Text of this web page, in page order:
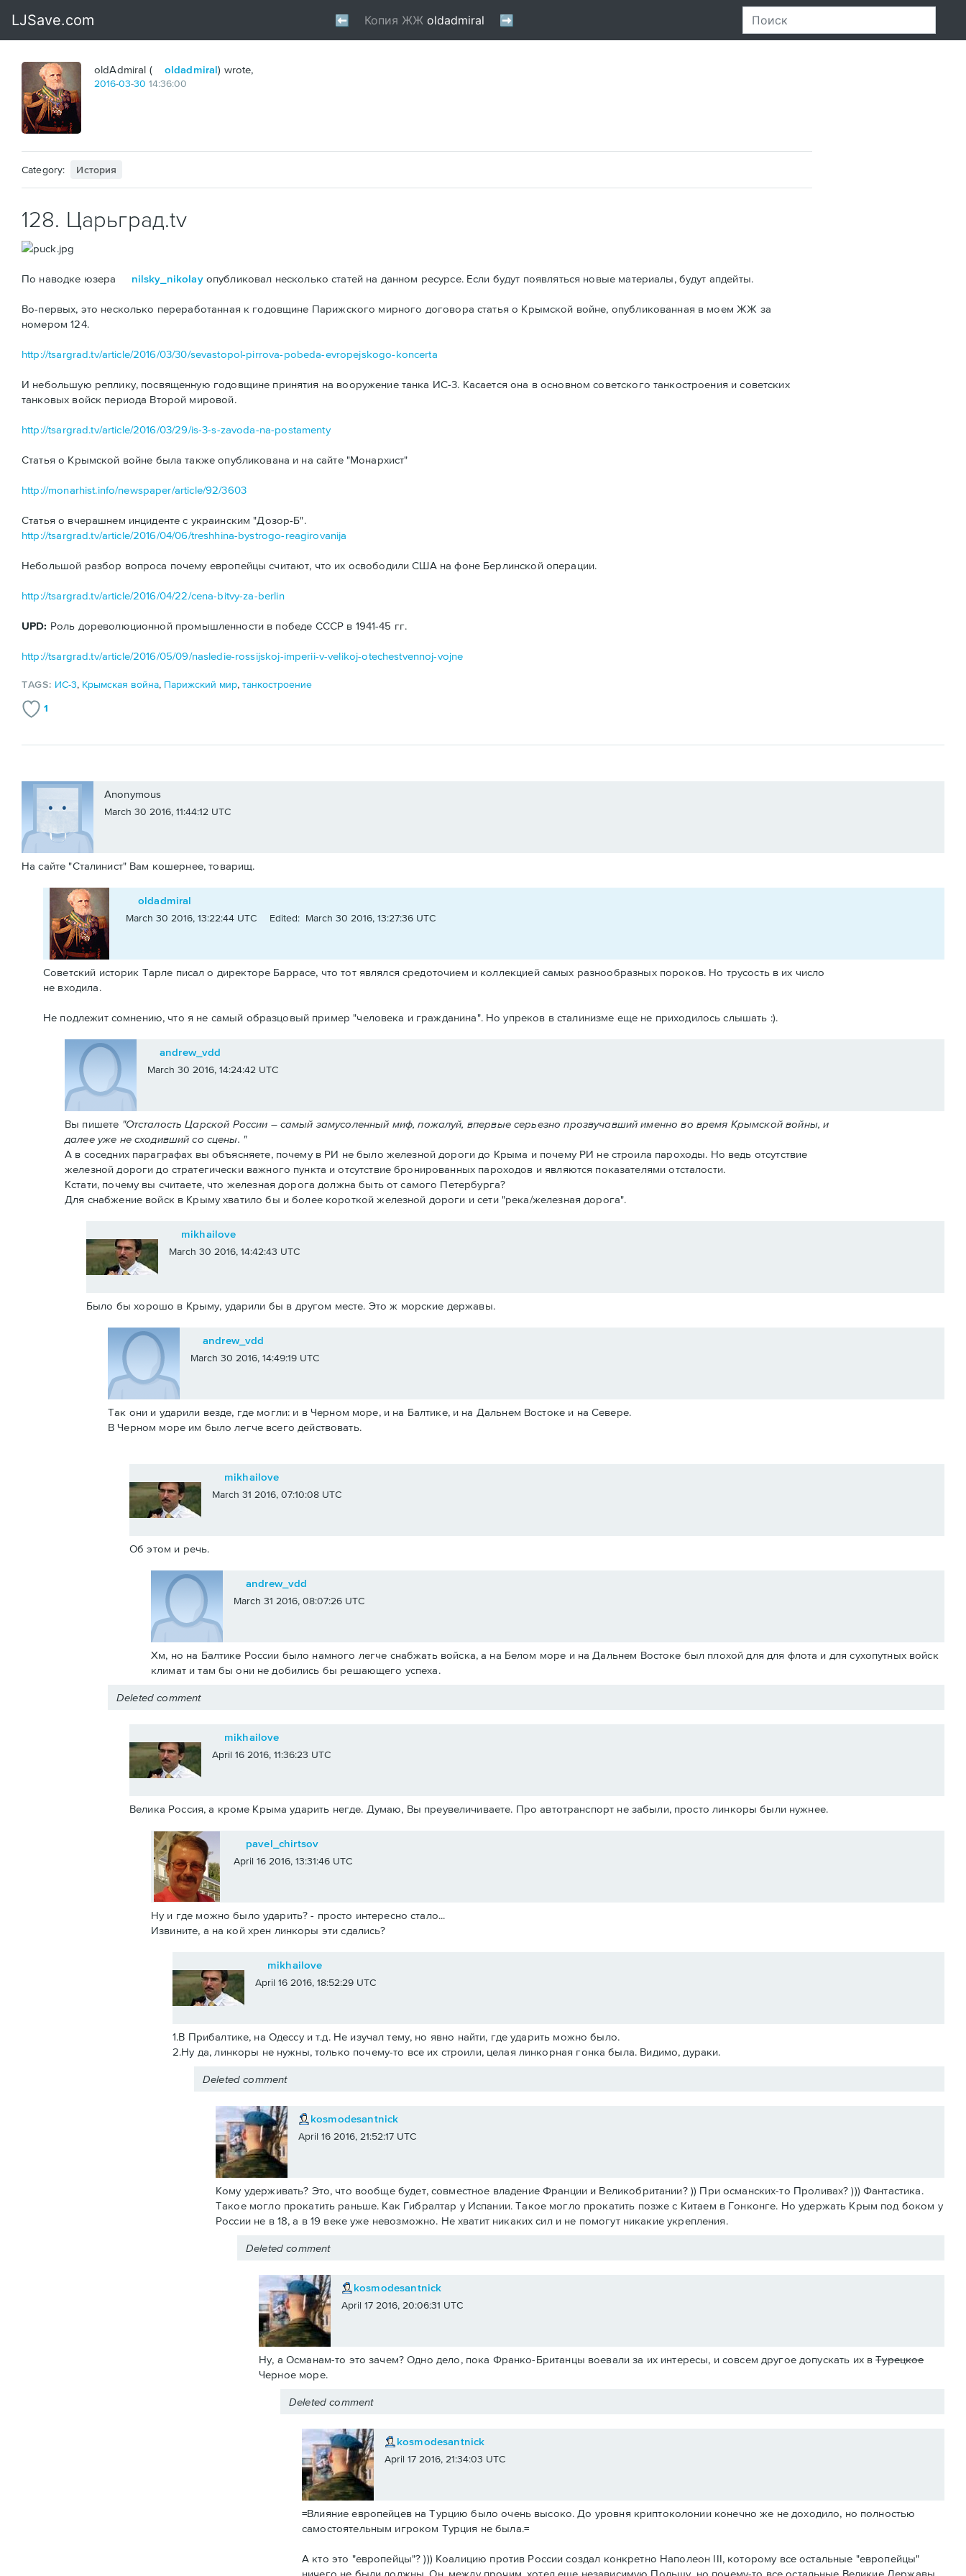
oldAdmiral ( oldadmiral) wrote,
2016-03-30 14:36:00
Category: История
128. Царьград.tv
По наводке юзера nilsky_nikolayопубликовал несколько статей на данном ресурсе. Если будут появляться новые материалы, будут апдейты.
Во-первых, это несколько переработанная к годовщине Парижского мирного договора статья о Крымской войне, опубликованная в моем ЖЖ за
номером 124.
http://tsargrad.tv/article/2016/03/30/sevastopol-pirrova-pobeda-evropejskogo-koncerta
И небольшую реплику, посвященную годовщине принятия на вооружение танка ИС-3. Касается она в основном советского танкостроения и советских
танковых войск периода Второй мировой.
http://tsargrad.tv/article/2016/03/29/is-3-s-zavoda-na-postamenty
Статья о Крымской войне была также опубликована и на сайте "Монархист"
http://monarhist.info/newspaper/article/92/3603
Статья о вчерашнем инциденте с украинским "Дозор-Б".
http://tsargrad.tv/article/2016/04/06/treshhina-bystrogo-reagirovanija
Небольшой разбор вопроса почему европейцы считают, что их освободили США на фоне Берлинской операции.
http://tsargrad.tv/article/2016/04/22/cena-bitvy-za-berlin
UPD: Роль дореволюционной промышленности в победе СССР в 1941-45 гг.
http://tsargrad.tv/article/2016/05/09/nasledie-rossijskoj-imperii-v-velikoj-otechestvennoj-vojne
TAGS: ИС-3, Крымская война, Парижский мир,танкостроение
1
Anonymous
March 30 2016, 11:44:12 UTC
На сайте "Сталинист" Вам кошернее, товарищ.
oldadmiral
March 30 2016, 13:22:44 UTC Edited: March 30 2016, 13:27:36 UTC
Советский историк Тарле писал о директоре Баррасе, что тот являлся средоточием и коллекцией самых разнообразных пороков. Но трусость в их число
не входила.
Не подлежит сомнению, что я не самый образцовый пример "человека и гражданина". Но упреков в сталинизме еще не приходилось слышать :).
andrew_vdd
March 30 2016, 14:24:42 UTC
Вы пишете "Отсталость Царской России – самый замусоленный миф, пожалуй, впервые серьезно прозвучавший именно во время Крымской войны, и
далее уже не сходивший со сцены. "
А в соседних параграфах вы объясняете, почему в РИ не было железной дороги до Крыма и почему РИ не строила пароходы. Но ведь отсутствие
железной дороги до стратегически важного пункта и отсутствие бронированных пароходов и являются показателями отсталости.
Кстати, почему вы считаете, что железная дорога должна быть от самого Петербурга?
Для снабжение войск в Крыму хватило бы и более короткой железной дороги и сети "река/железная дорога".
mikhailove
March 30 2016, 14:42:43 UTC
Было бы хорошо в Крыму, ударили бы в другом месте. Это ж морские державы.
andrew_vdd
March 30 2016, 14:49:19 UTC
Так они и ударили везде, где могли: и в Черном море, и на Балтике, и на Дальнем Востоке и на Севере.
В Черном море им было легче всего действовать.
mikhailove
March 31 2016, 07:10:08 UTC
Об этом и речь.
andrew_vdd
March 31 2016, 08:07:26 UTC
Хм, но на Балтике России было намного легче снабжать войска, а на Белом море и на Дальнем Востоке был плохой для для флота и для сухопутных войск
климат и там бы они не добились бы решающего успеха.
Deleted comment
mikhailove
April 16 2016, 11:36:23 UTC
Велика Россия, а кроме Крыма ударить негде. Думаю, Вы преувеличиваете. Про автотранспорт не забыли, просто линкоры были нужнее.
pavel_chirtsov
April 16 2016, 13:31:46 UTC
Ну и где можно было ударить? - просто интересно стало...
Извините, а на кой хрен линкоры эти сдались?
mikhailove
April 16 2016, 18:52:29 UTC
1.В Прибалтике, на Одессу и т.д. Не изучал тему, но явно найти, где ударить можно было.
2.Ну да, линкоры не нужны, только почему-то все их строили, целая линкорная гонка была. Видимо, дураки.
Deleted comment
kosmodesantnick
April 16 2016, 21:52:17 UTC
Кому удерживать? Это, что вообще будет, совместное владение Франции и Великобритании? )) При османских-то Проливах? ))) Фантастика.
Такое могло прокатить раньше. Как Гибралтар у Испании. Такое могло прокатить позже с Китаем в Гонконге. Но удержать Крым под боком у
России не в 18, а в 19 веке уже невозможно. Не хватит никаких сил и не помогут никакие укрепления.
Deleted comment
kosmodesantnick
April 17 2016, 20:06:31 UTC
Ну, а Османам-то это зачем? Одно дело, пока Франко-Британцы воевали за их интересы, и совсем другое допускать их вТурецкое
Черное море.
Deleted comment
kosmodesantnick
April 17 2016, 21:34:03 UTC
=Влияние европейцев на Турцию было очень высоко. До уровня криптоколонии конечно же не доходило, но полностью
самостоятельным игроком Турция не была.=
А кто это "европейцы"? ))) Коалицию против России создал конкретно Наполеон III, которому все остальные "европейцы"